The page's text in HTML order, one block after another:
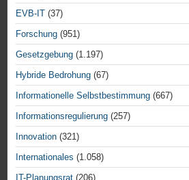
EVB-IT (37)
Forschung (951)
Gesetzgebung (1.197)
Hybride Bedrohung (67)
Informationelle Selbstbestimmung (667)
Informationsregulierung (257)
Innovation (321)
Internationales (1.058)
IT-Planungsrat (206)